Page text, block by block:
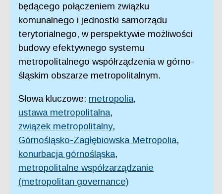
będącego połączeniem związku
komunalnego i jednostki samorządu
terytorialnego, w perspektywie możliwości
budowy efektywnego systemu
metropolitalnego współrządzenia w górno-
śląskim obszarze metropolitalnym.
Słowa kluczowe: metropolia,
ustawa metropolitalna,
związek metropolitalny,
Górnośląsko-Zagłębiowska Metropolia,
konurbacja górnośląska,
metropolitalne współzarządzanie
(metropolitan governance)